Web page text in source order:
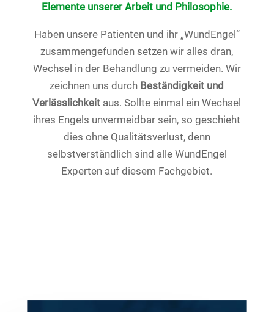
Elemente unserer Arbeit und Philosophie.
Haben unsere Patienten und ihr „WundEngel“
zusammengefunden setzen wir alles dran,
Wechsel in der Behandlung zu vermeiden. Wir
zeichnen uns durch Beständigkeit und
Verlässlichkeit aus. Sollte einmal ein Wechsel
ihres Engels unvermeidbar sein, so geschieht
dies ohne Qualitätsverlust, denn
selbstverständlich sind alle WundEngel
Experten auf diesem Fachgebiet.